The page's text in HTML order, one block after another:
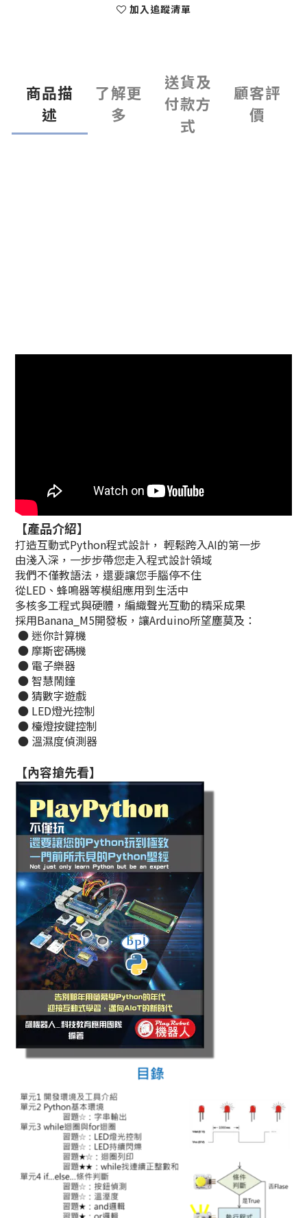
加入追蹤清單
商品描
述
了解更
多
送貨及
付款方
式
顧客評
價
【產品介紹】
打造互動式Python程式設計， 輕鬆跨入AI的第一步
由淺入深，一步步帶您走入程式設計領域
我們不僅教語法，還要讓您手腦停不住
從LED、蜂鳴器等模組應用到生活中
多核多工程式與硬體，編織聲光互動的精采成果
採用Banana_M5開發板，讓Arduino所望塵莫及：
● 迷你計算機
● 摩斯密碼機
● 電子樂器
● 智慧鬧鐘
● 猜數字遊戲
● LED燈光控制
● 檯燈按鍵控制
● 溫濕度偵測器
【內容搶先看】